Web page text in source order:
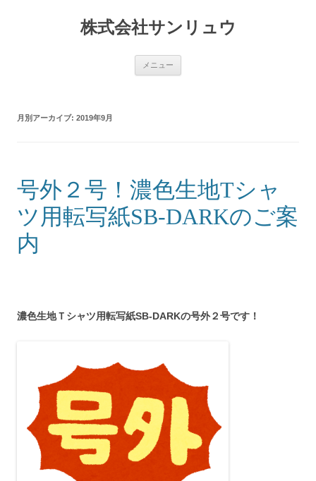
株式会社サンリュウ
メニュー
月別アーカイブ: 2019年9月
号外２号！濃色生地Tシャ
ツ用転写紙SB-DARKのご案
内
濃色生地Ｔシャツ用転写紙SB-DARKの号外２号です！